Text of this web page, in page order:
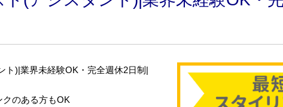
ト)|業界未経験OK・完全週休2日制|
のある方もOK